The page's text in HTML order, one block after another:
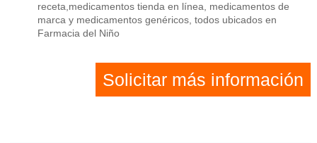
receta,medicamentos tienda en línea, medicamentos de
marca y medicamentos genéricos, todos ubicados en
Farmacia del Niño
Solicitar más información